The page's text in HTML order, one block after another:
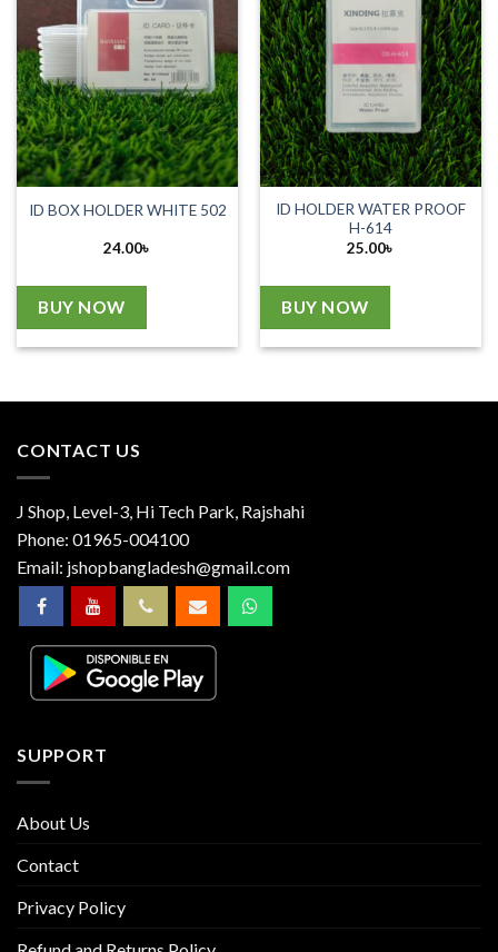
ID BOX HOLDER WHITE 502
24.00৳
BUY NOW
ID HOLDER WATER PROOF
H-614
25.00৳
BUY NOW
CONTACT US
J Shop, Level-3, Hi Tech Park, Rajshahi
Phone: 01965-004100
Email: jshopbangladesh@gmail.com
SUPPORT
About Us
Contact
Privacy Policy